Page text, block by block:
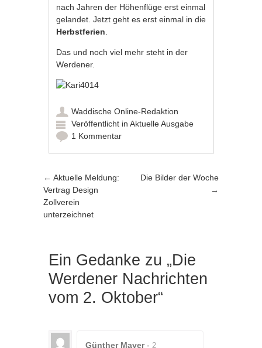
nach Jahren der Höhenflüge erst einmal
gelandet. Jetzt geht es erst einmal in die
Herbstferien
Das und noch viel mehr steht in der
Werdener.
Waddische Online-Redaktion
Veröffentlicht inAktuelle Ausgabe
1 Kommentar
Artikel-Navigation
← Aktuelle Meldung:
Vertrag Design
Zollverein
unterzeichnet
Die Bilder der Woche
→
Ein Gedanke zu „Die
Werdener Nachrichten
vom 2. Oktober“
Günther Mayer- 2